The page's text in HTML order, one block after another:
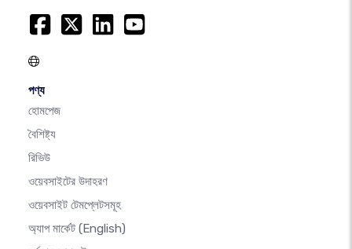
পণ্য
হোমপেজ
বৈশিষ্ট্য
রিভিউ
ওয়েবসাইটের উদাহরণ
ওয়েবসাইট টেমপ্লেটসমূহ
অ্যাপ মার্কেট (English)